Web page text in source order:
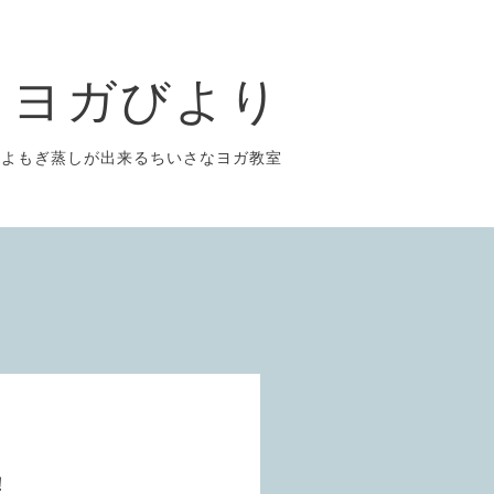
ヨガびより
よもぎ蒸しが出来るちいさなヨガ教室